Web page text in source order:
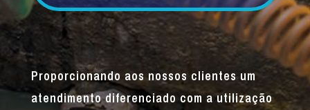
Proporcionando aos nossos clientes um
atendimento diferenciado com a utilização